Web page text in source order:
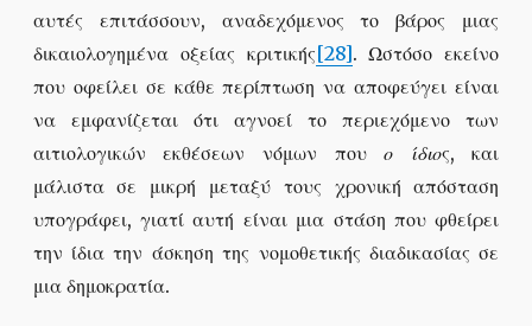
αυτές επιτάσσουν, αναδεχόμενος το βάρος μιας
δικαιολογημένα οξείας κριτικής[28]. Ωστόσο εκείνο
που οφείλει σε κάθε περίπτωση να αποφεύγει είναι
να εμφανίζεται ότι αγνοεί το περιεχόμενο των
αιτιολογικών εκθέσεων νόμων πουο ίδιος, και
μάλιστα σε μικρή μεταξύ τους χρονική απόσταση
υπογράφει, γιατί αυτή είναι μια στάση που φθείρει
την ίδια την άσκηση της νομοθετικής διαδικασίας σε
μια δημοκρατία.